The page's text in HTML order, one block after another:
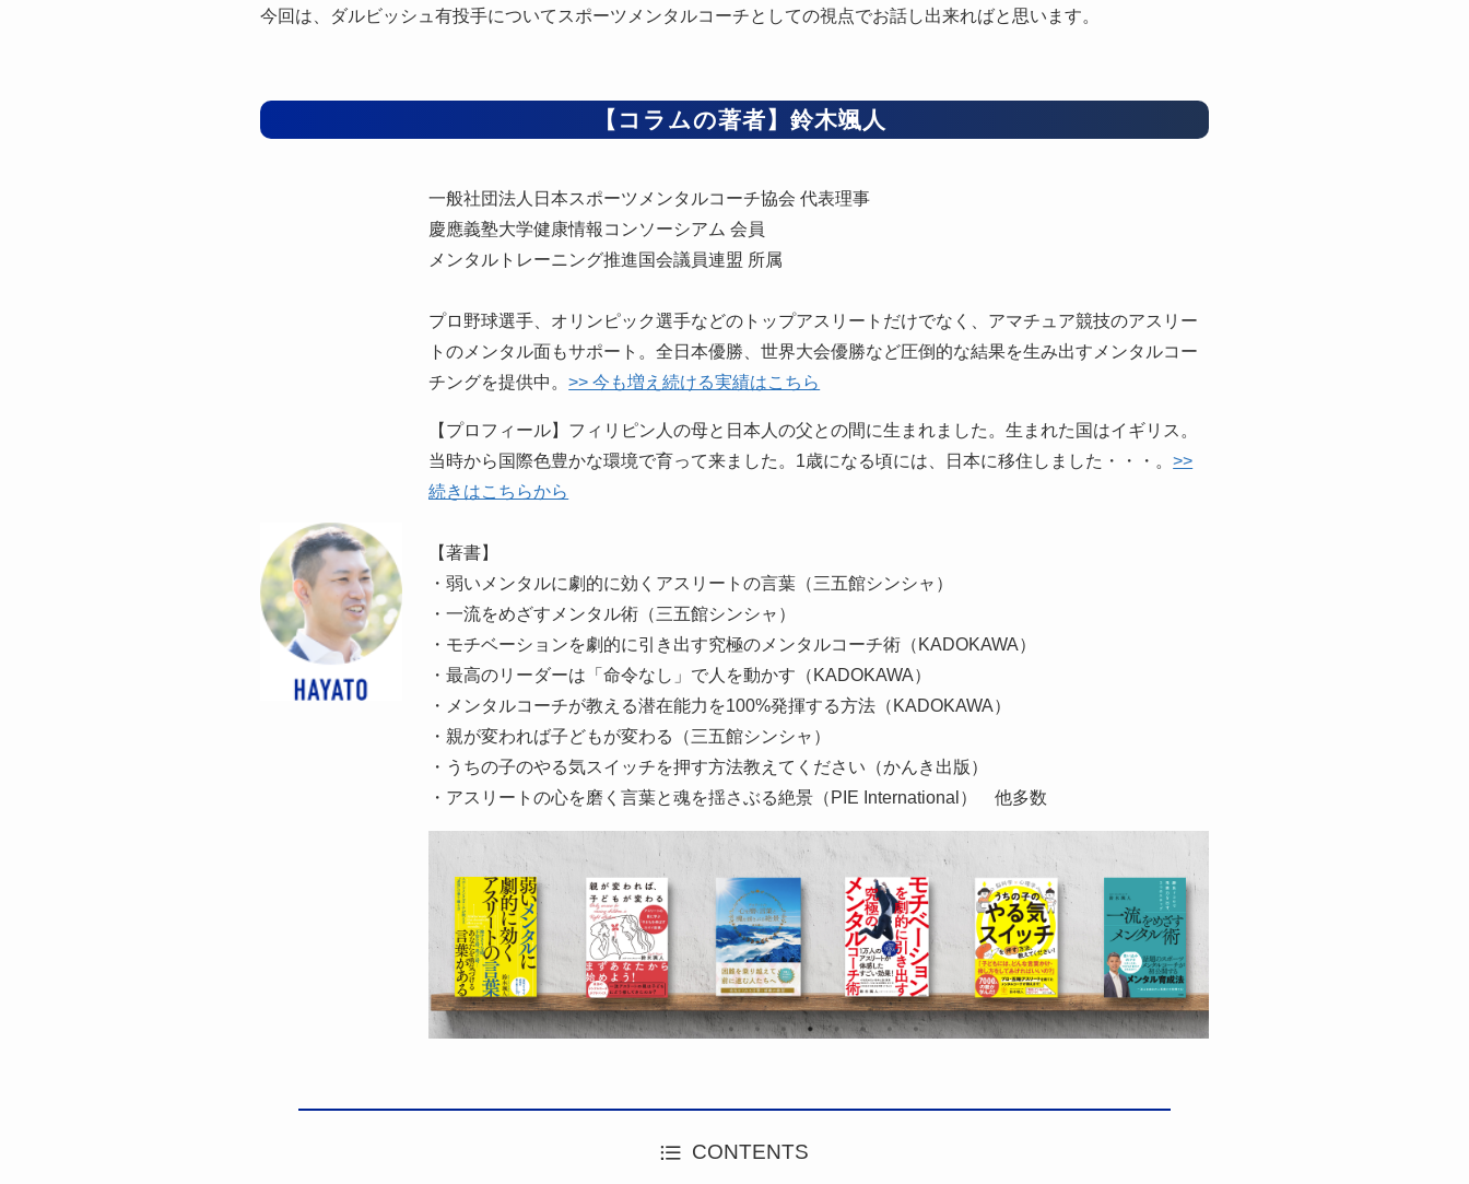
今回は、ダルビッシュ有投手についてスポーツメンタルコーチとしての視点でお話し出来ればと思います。
【コラムの著者】鈴木颯人
一般社団法人日本スポーツメンタルコーチ協会 代表理事
慶應義塾大学健康情報コンソーシアム 会員
メンタルトレーニング推進国会議員連盟 所属
プロ野球選手、オリンピック選手などのトップアスリートだけでなく、アマチュア競技のアスリー
トのメンタル面もサポート。全日本優勝、世界大会優勝など圧倒的な結果を生み出すメンタルコー
チングを提供中。>> 今も増え続ける実績はこちら
【プロフィール】フィリピン人の母と日本人の父との間に生まれました。生まれた国はイギリス。
当時から国際色豊かな環境で育って来ました。1歳になる頃には、日本に移住しました・・・。>>
続きはこちらから
【著書】
・弱いメンタルに劇的に効くアスリートの言葉（三五館シンシャ）
・一流をめざすメンタル術（三五館シンシャ）
・モチベーションを劇的に引き出す究極のメンタルコーチ術（KADOKAWA）
・最高のリーダーは「命令なし」で人を動かす（KADOKAWA）
・メンタルコーチが教える潜在能力を100%発揮する方法（KADOKAWA）
・親が変われば子どもが変わる（三五館シンシャ）
・うちの子のやる気スイッチを押す方法教えてください（かんき出版）
・アスリートの心を磨く言葉と魂を揺さぶる絶景（PIE International） 他多数
CONTENTS